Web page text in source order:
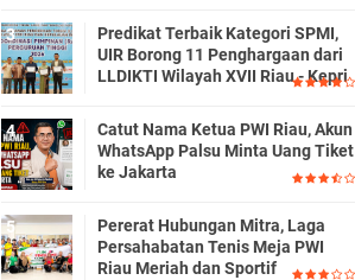
Predikat Terbaik Kategori SPMI,
UIR Borong 11 Penghargaan dari
LLDIKTI Wilayah XVII Riau - Kepri
Catut Nama Ketua PWI Riau, Akun
WhatsApp Palsu Minta Uang Tiket
ke Jakarta
Pererat Hubungan Mitra, Laga
Persahabatan Tenis Meja PWI
Riau Meriah dan Sportif